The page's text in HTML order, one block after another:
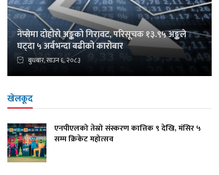
नेप्सेमा दोहोरो अङ्कको गिरावट, परिसूचक १३.९५ अङ्कले
घट्दा ५ अर्बभन्दा बढीको कारोबार
बुधबार, साउन ६, २०८३
खेलकूद
एनपीएलको तेस्रो संस्करण कात्तिक ९ देखि, मंसिर ५
सम्म क्रिकेट महोत्सव